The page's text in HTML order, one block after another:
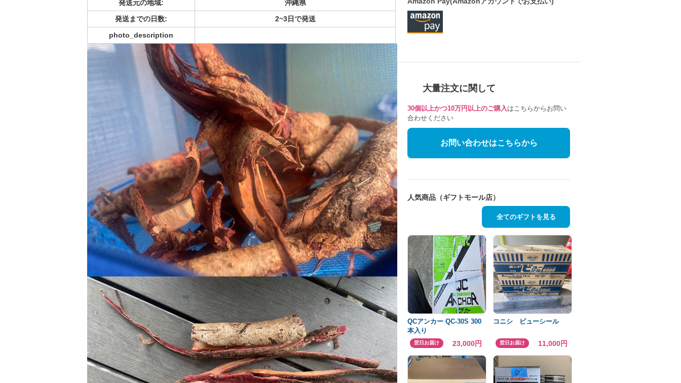
発送元の地域:
沖縄県
発送までの日数:
2~3日で発送
photo_description
大量注文に関して
30個以上かつ10万円以上のご購入 はこちらからお問い
合わせください
お問い合わせはこちらから
人気商品（ギフトモール店）
全てのギフトを見る
QCアンカー QC-30S 300
本入り
翌日お届け 23,000円
コニシ ビューシール
翌日お届け 11,000円